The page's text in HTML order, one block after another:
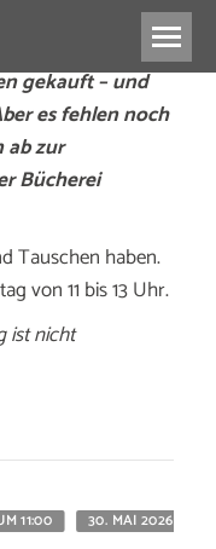
gekauft – und
es fehlen noch
ab zur
Bücherei
Tauschen haben.
von 11 bis 13 Uhr.
ist nicht
11:00 30. MAI 2026 UM